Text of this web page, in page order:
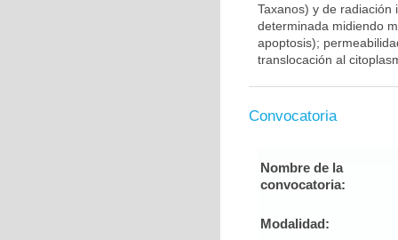
Taxanos) y de
determinada midiendo
apoptosis);
translocación al
Convocatoria
Nombre de la
convocatoria:
Modalidad: